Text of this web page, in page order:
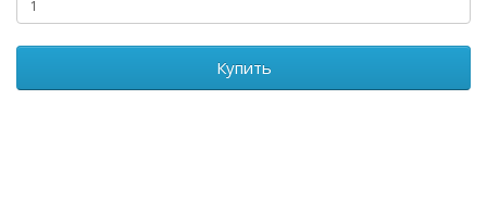
Купить